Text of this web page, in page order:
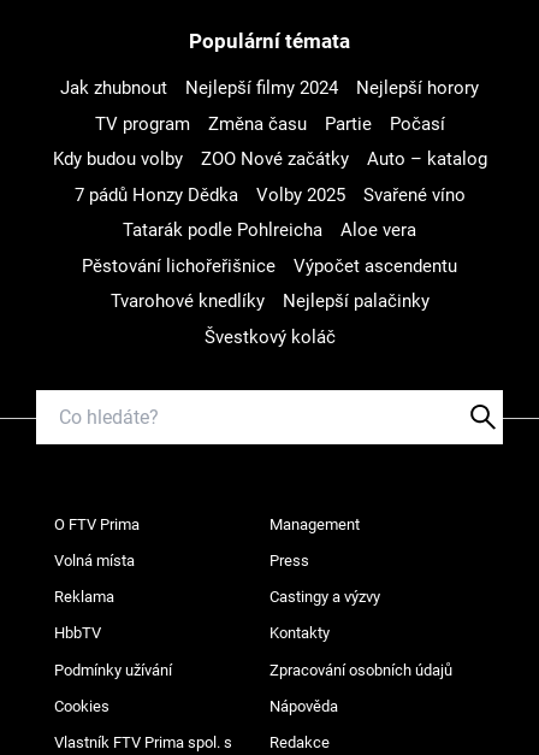
Populární témata
Jak zhubnout Nejlepší filmy 2024
Nejlepší horory
TV program
Změna času Partie
Počasí
Kdy budou volby
ZOO Nové začátky
Auto – katalog
7 pádů Honzy Dědka
Volby 2025
Svařené víno
Tatarák podle Pohlreicha
Aloe vera
Pěstování lichořeřišnice
Výpočet ascendentu
Tvarohové knedlíky
Nejlepší palačinky
Švestkový koláč
O FTV Prima Management
Volná místa Press
Reklama Castingy a výzvy
HbbTV Kontakty
Podmínky užívání Zpracování osobních údajů
Cookies Nápověda
Vlastník FTV Prima spol. s Redakce